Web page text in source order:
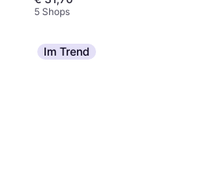
50L
Polypropylen, 50 Liter
5 Shops
Im Trend